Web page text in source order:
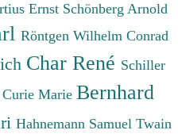
Ernst Schönberg Arnold
Röntgen Wilhelm Conrad
Char René Schiller
Curie Marie Bernhard
Hahnemann Samuel Twain